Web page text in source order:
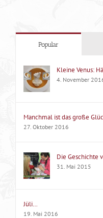
Popular
Kleine Venus:
4. November
Manchmal ist das große
27. Oktober 2016
Die Geschichte
31. Mai 2015
Jüli…
19. Mai 2016